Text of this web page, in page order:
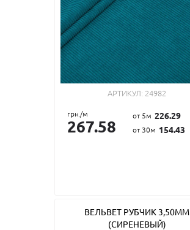
АРТИКУЛ: 24982
грн./м
267.58
от 5м 226.29
от 30м 154.43
ВЕЛЬВЕТ РУБЧИК 3,50ММ
(СИРЕНЕВЫЙ)